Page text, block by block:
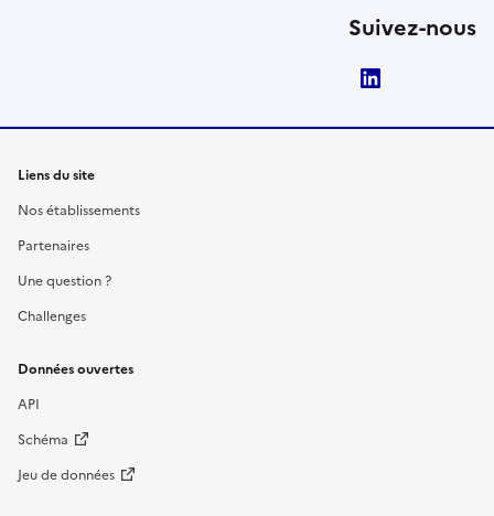
Suivez-nous
Liens du site
Nos établissements
Partenaires
Une question ?
Challenges
Données ouvertes
API
Schéma
Jeu de données